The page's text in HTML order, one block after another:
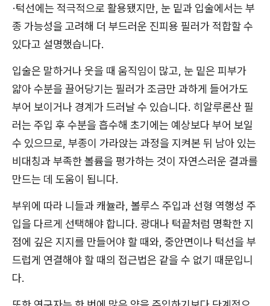
·턱선에는 적극적으로 활용됐지만, 눈 밑과 입술에서는 부
종 가능성을 고려해 더 부드러운 진피용 필러가 적합할 수
있다고 설명했습니다.
입술은 말하거나 웃을 때 움직임이 많고, 눈 밑은 피부가
얇아 수분을 끌어당기는 필러가 조금만 과하게 들어가도
부어 보이거나 경계가 드러날 수 있습니다. 히알루론산 필
러는 주입 후 수분을 흡수해 초기에는 예상보다 부어 보일
수 있으므로, 부종이 가라앉는 과정을 지켜본 뒤 남아 있는
비대칭과 부족한 볼륨을 평가하는 것이 자연스러운 결과를
만드는 데 도움이 됩니다.
부위에 따라 니들과 캐뉼라, 볼루스 주입과 선형 역행성 주
입을 다르게 선택해야 합니다. 광대나 턱끝처럼 명확한 지
점에 깊은 지지를 만들어야 할 때와, 중안면이나 턱선을 부
드럽게 연결해야 할 때의 접근법은 같을 수 없기 때문입니
다.